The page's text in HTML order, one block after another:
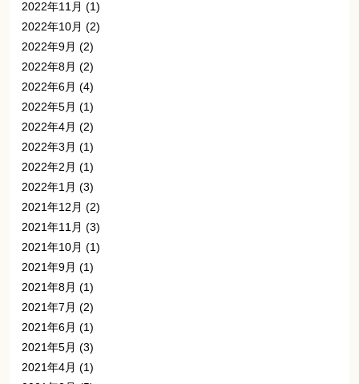
2022年11月 (1)
2022年10月 (2)
2022年9月 (2)
2022年8月 (2)
2022年6月 (4)
2022年5月 (1)
2022年4月 (2)
2022年3月 (1)
2022年2月 (1)
2022年1月 (3)
2021年12月 (2)
2021年11月 (3)
2021年10月 (1)
2021年9月 (1)
2021年8月 (1)
2021年7月 (2)
2021年6月 (1)
2021年5月 (3)
2021年4月 (1)